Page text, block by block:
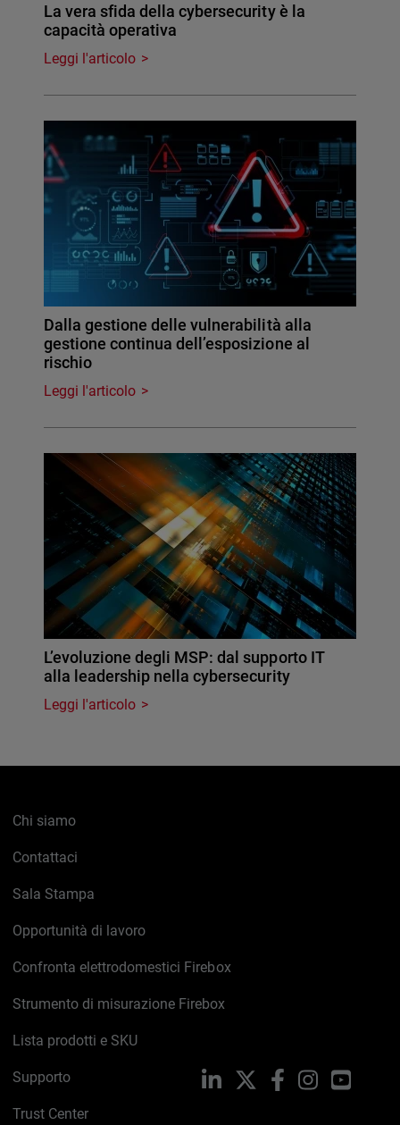
La vera sfida della cybersecurity è la
capacità operativa
Leggi l'articolo
Dalla gestione delle vulnerabilità alla
gestione continua dell’esposizione al
rischio
Leggi l'articolo
L’evoluzione degli MSP: dal supporto IT
alla leadership nella cybersecurity
Leggi l'articolo
Chi siamo
Contattaci
Sala Stampa
Opportunità di lavoro
Confronta elettrodomestici Firebox
Strumento di misurazione Firebox
Lista prodotti e SKU
Supporto
Trust Center
LinkedIn FacebookInstagram